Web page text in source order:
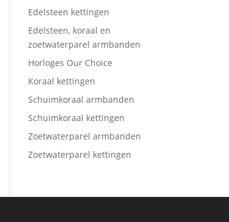
Edelsteen kettingen
Edelsteen, koraal en
zoetwaterparel armbanden
Horloges Our Choice
Koraal kettingen
Schuimkoraal armbanden
Schuimkoraal kettingen
Zoetwaterparel armbanden
Zoetwaterparel kettingen